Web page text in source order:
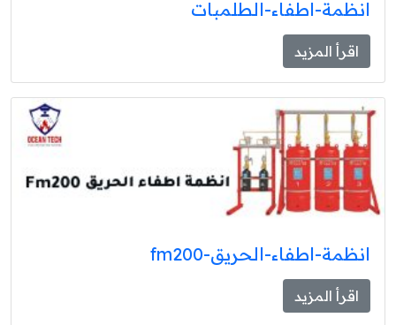
انظمة-اطفاء-الطلمبات
اقرأ المزيد
انظمة-اطفاء-الحريق-fm200
اقرأ المزيد